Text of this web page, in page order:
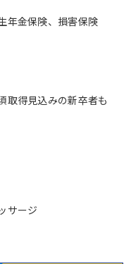
年金保険、損害保険
取得見込みの新卒者も
サージ